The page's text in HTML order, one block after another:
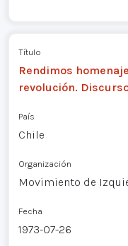
Título
Rendimos
revolución.
País
Chile
Organización
Movimiento de
Fecha
1973-07-26